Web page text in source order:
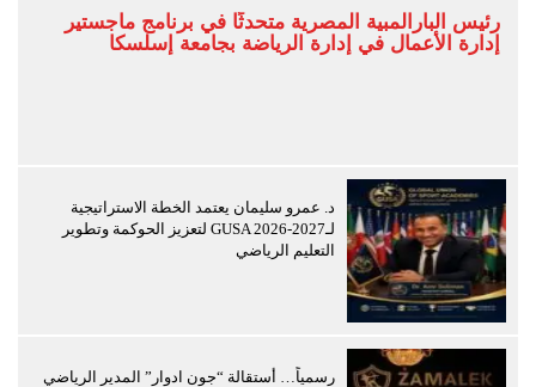
رئيس البارالمبية المصرية متحدثًا في برنامج ماجستير
إدارة الأعمال في إدارة الرياضة بجامعة إسلسكا
د. عمرو سليمان يعتمد الخطة الاستراتيجية
لـGUSA 2026-2027 لتعزيز الحوكمة وتطوير
التعليم الرياضي
رسمياً… أستقالة “جون ادوار” المدير الرياضي